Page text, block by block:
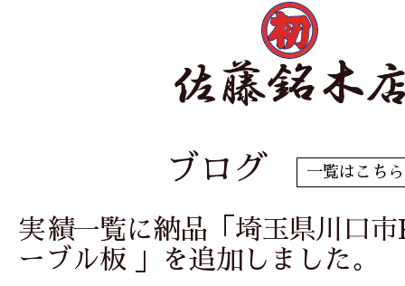
ブログ 一覧はこちら
実績一覧に納品「埼玉県川口
ーブル板 」を追加しました。